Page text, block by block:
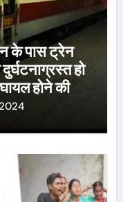
पास ट्रेन
हो
होने की